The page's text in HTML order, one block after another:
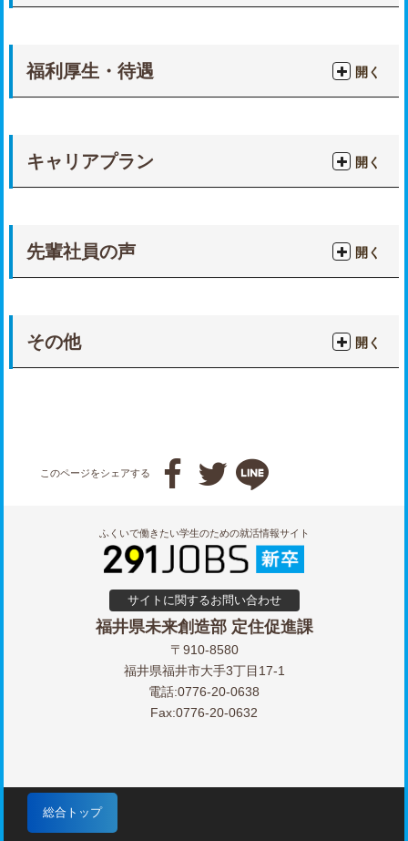
福利厚生・待遇 開く
キャリアプラン 開く
先輩社員の声 開く
その他 開く
このページをシェアする   
ふくいで働きたい学生のための就活情報サイト
サイトに関するお問い合わせ
福井県未来創造部 定住促進課
〒910-8580
福井県福井市大手3丁目17-1
電話:0776-20-0638
Fax:0776-20-0632
総合トップ